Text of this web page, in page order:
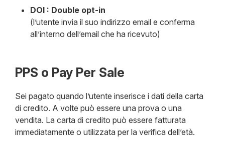
DOI : Double opt-in
(l’utente invia il suo indirizzo email e conferma
all’interno dell’email che ha ricevuto)
PPS o Pay Per Sale
Sei pagato quando l’utente inserisce i dati della carta
di credito. A volte può essere una prova o una
vendita. La carta di credito può essere fatturata
immediatamente o utilizzata per la verifica dell’età.